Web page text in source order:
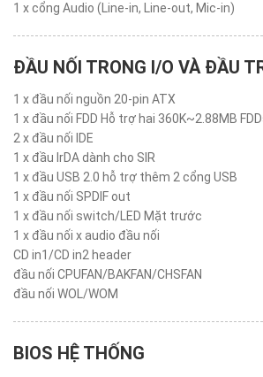
1 x cổng Audio (Line-in, Line-out, Mic-in)
ĐẦU NỐI TRONG I/O VÀ ĐẦU
1 x đầu nối nguồn 20-pin ATX
1 x đầu nối FDD Hỗ trợ hai 360K~2.88MB
2 x đầu nối IDE
1 x đầu IrDA dành cho SIR
1 x đầu USB 2.0 hỗ trợ thêm 2 cổng USB
1 x đầu nối SPDIF out
1 x đầu nối switch/LED Mặt trước
1 x đầu nối x audio đầu nối
CD in1/CD in2 header
đầu nối CPUFAN/BAKFAN/CHSFAN
đầu nối WOL/WOM
BIOS HỆ THỐNG